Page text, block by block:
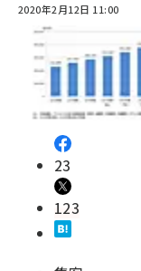
2020年2月12日 11:00
23
123